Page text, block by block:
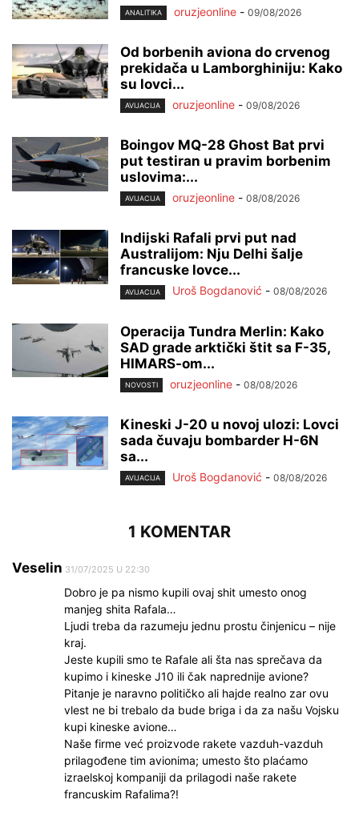
ANALITIKA oruzjeonline - 09/08/2026
Od borbenih aviona do crvenog
prekidača u Lamborghiniju: Kako
su lovci...
AVIJACIJA oruzjeonline - 09/08/2026
Boingov MQ-28 Ghost Bat prvi
put testiran u pravim borbenim
uslovima:...
AVIJACIJA oruzjeonline - 08/08/2026
Indijski Rafali prvi put nad
Australijom: Nju Delhi šalje
francuske lovce...
AVIJACIJA Uroš Bogdanović - 08/08/2026
Operacija Tundra Merlin: Kako
SAD grade arktički štit sa F-35,
HIMARS-om...
NOVOSTI oruzjeonline - 08/08/2026
Kineski J-20 u novoj ulozi: Lovci
sada čuvaju bombarder H-6N
sa...
AVIJACIJA Uroš Bogdanović - 08/08/2026
1 KOMENTAR
Veselin 31/07/2025 U 22:30
Dobro je pa nismo kupili ovaj shit umesto onog
manjeg shita Rafala…
Ljudi treba da razumeju jednu prostu činjenicu – nije
kraj.
Jeste kupili smo te Rafale ali šta nas sprečava da
kupimo i kineske J10 ili čak naprednije avione?
Pitanje je naravno političko ali hajde realno zar ovu
vlest ne bi trebalo da bude briga i da za našu Vojsku
kupi kineske avione…
Naše firme već proizvode rakete vazduh-vazduh
prilagođene tim avionima; umesto što plaćamo
izraelskoj kompaniji da prilagodi naše rakete
francuskim Rafalima?!